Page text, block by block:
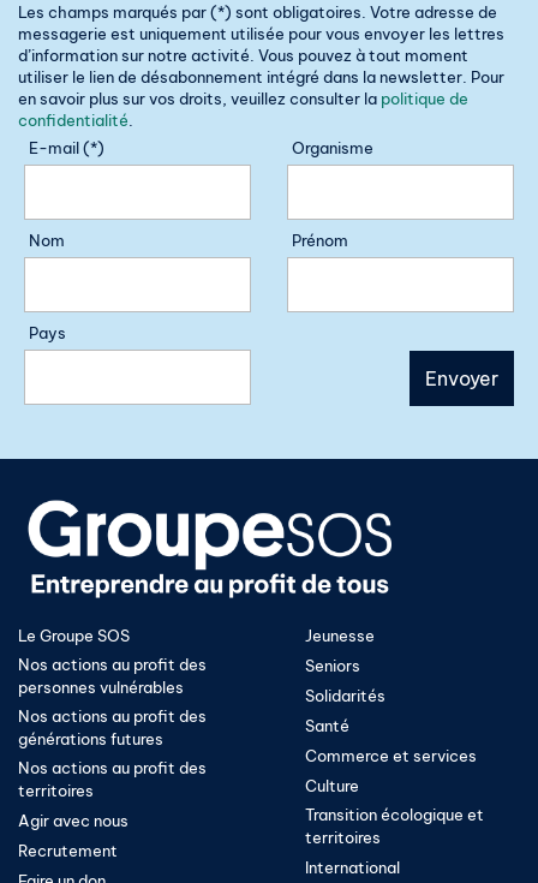
Les champs marqués par (*) sont obligatoires. Votre adresse de
messagerie est uniquement utilisée pour vous envoyer les lettres
d’information sur notre activité. Vous pouvez à tout moment
utiliser le lien de désabonnement intégré dans la newsletter. Pour
en savoir plus sur vos droits, veuillez consulter la politique de
confidentialité
E-mail (*)
Organisme
Nom Prénom
Pays
Le Groupe SOS
Nos actions au profit des
personnes vulnérables
Nos actions au profit des
générations futures
Nos actions au profit des
territoires
Agir avec nous
Recrutement
Jeunesse
Seniors
Solidarités
Santé
Commerce et services
Culture
Transition écologique et
territoires​
International